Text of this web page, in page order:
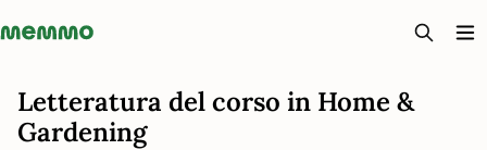
Memmo - AI-verktyg och digital kurslitteratur
Letteratura del corso in Home &
Gardening